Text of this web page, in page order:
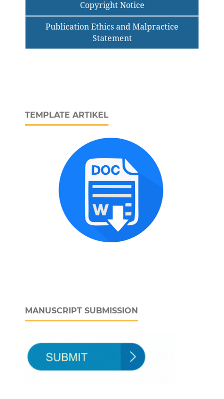
Copyright Notice
Publication Ethics and Malpractice
Statement
TEMPLATE ARTIKEL
MANUSCRIPT SUBMISSION